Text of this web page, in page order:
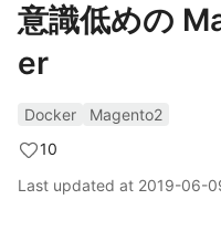
意識低めの
er
Docker
Magento2
10
Last updated at 2019-06-